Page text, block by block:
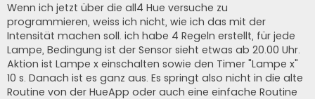
Wenn ich jetzt über die all4 Hue versuche zu
programmieren, weiss ich nicht, wie ich das mit der
Intensität machen soll. ich habe 4 Regeln erstellt, für jede
Lampe, Bedingung ist der Sensor sieht etwas ab 20.00 Uhr.
Aktion ist Lampe x einschalten sowie den Timer "Lampe x"
10 s. Danach ist es ganz aus. Es springt also nicht in die alte
Routine von der HueApp oder auch eine einfache Routine